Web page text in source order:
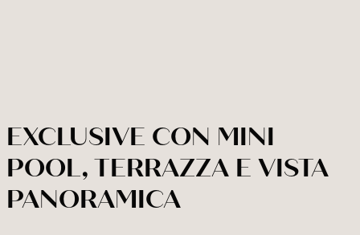
EXCLUSIVE CON MINI
POOL, TERRAZZA E VISTA
PANORAMICA